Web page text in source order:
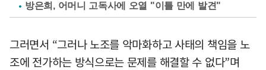
방은희, 어머니 고독사에 오열 "이틀 만에 발견"
그러면서 “그러나 노조를 악마화하고 사태의 책임을 노
조에 전가하는 방식으로는 문제를 해결할 수 없다”며